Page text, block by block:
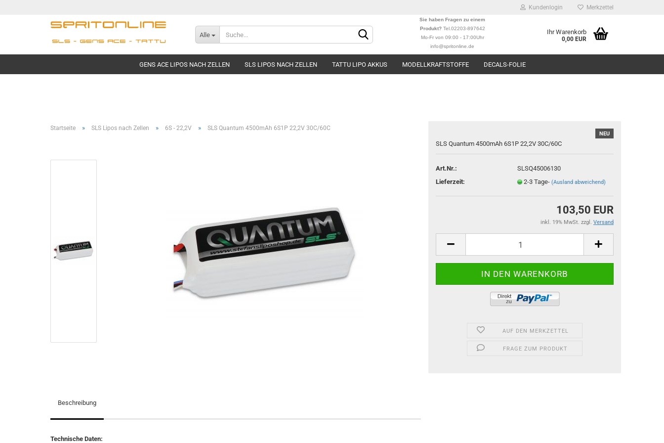
Kundenlogin
Konto erstellen
Passwort vergessen?
Merkzettel
Alle
Sie haben Fragen zu einem
Produkt? Tel.02203-897642
Mo-Fr von 09:00 - 17:00Uhr
info@spritonline.de
Ihr Warenkorb
0,00 EUR
GENS ACE LIPOS NACH ZELLEN SLS LIPOS NACH ZELLEN TATTU LIPO AKKUS MODELLKRAFTSTOFFE DECALS-FOLIE
Startseite » SLS Lipos nach Zellen » 6S - 22,2V » SLS Quantum 4500mAh 6S1P 22,2V 30C/60C
NEU
SLS Quantum 4500mAh 6S1P 22,2V 30C/60C
Art.Nr.:
SLSQ45006130
Lieferzeit:
2-3 Tage- (Ausland abweichend)
103,50 EUR
inkl. 19% MwSt. zzgl. Versand
AUF DEN MERKZETTEL
FRAGE ZUM PRODUKT
Beschreibung
Technische Daten: